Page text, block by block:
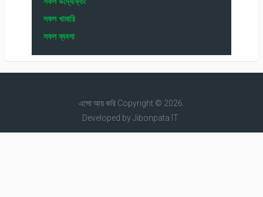
সফল খামারি
সফল ব্যবসা
এসো আয় করিCopyright © 2026.
Developed byJibonpata IT